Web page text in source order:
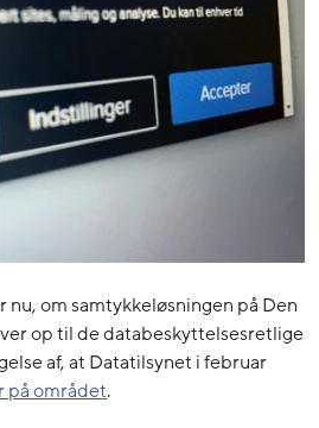
om samtykkeløsningen på Den
op til de databeskyttelsesretlige
af, at Datatilsynet i februar
på området.